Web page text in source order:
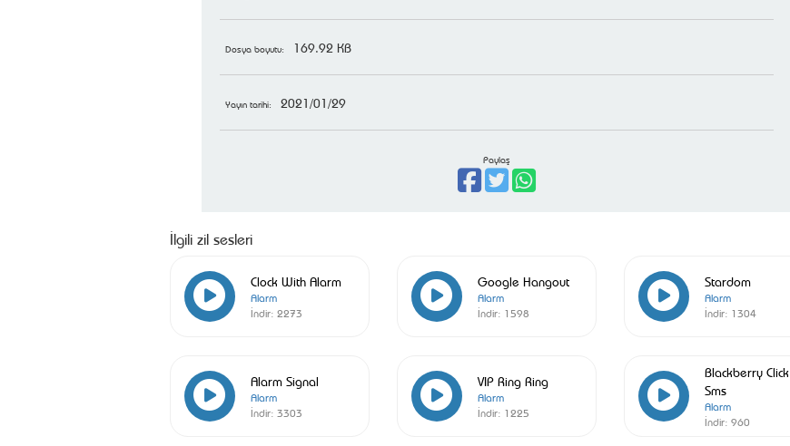
Dosya boyutu: 169.92 KB
Yayın tarihi: 2021/01/29
Paylaş
İlgili zil sesleri
Clock With Alarm
Alarm
İndir: 2273
Google Hangout
Alarm
İndir: 1598
Stardom
Alarm
İndir: 1304
Alarm Signal
Alarm
İndir: 3303
VIP Ring Ring
Alarm
İndir: 1225
Blackberry Click
Sms
Alarm
İndir: 960